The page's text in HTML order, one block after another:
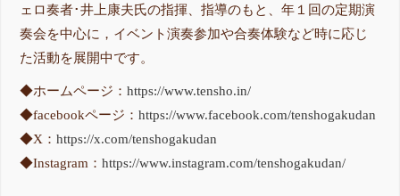
ェロ奏者･井上康夫氏の指揮、指導のもと、年１回の定期演
奏会を中心に，イベント演奏参加や合奏体験など時に応じ
た活動を展開中です。
◆ホームページ：https://www.tensho.in/
◆facebookページ：https://www.facebook.com/tenshogakudan
◆X：https://x.com/tenshogakudan
◆Instagram：https://www.instagram.com/tenshogakudan/